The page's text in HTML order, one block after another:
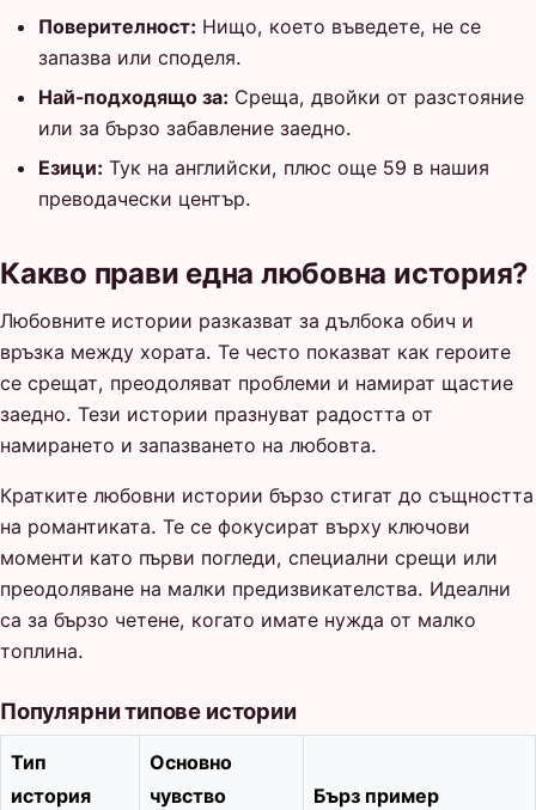
Поверителност: Нищо, което въведете, не се
запазва или споделя.
Най-подходящо за: Среща, двойки от разстояние
или за бързо забавление заедно.
Езици: Тук на английски, плюс още 59 в нашия
преводачески център.
Какво прави една любовна история?
Любовните истории разказват за дълбока обич и
връзка между хората. Те често показват как героите
се срещат, преодоляват проблеми и намират щастие
заедно. Тези истории празнуват радостта от
намирането и запазването на любовта.
Кратките любовни истории бързо стигат до същността
на романтиката. Те се фокусират върху ключови
моменти като първи погледи, специални срещи или
преодоляване на малки предизвикателства. Идеални
са за бързо четене, когато имате нужда от малко
топлина.
Популярни типове истории
Тип
история
Основно
чувство
Бърз пример